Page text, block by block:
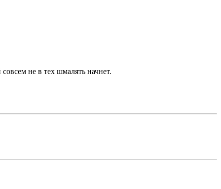
не в тех шмалять начнет.